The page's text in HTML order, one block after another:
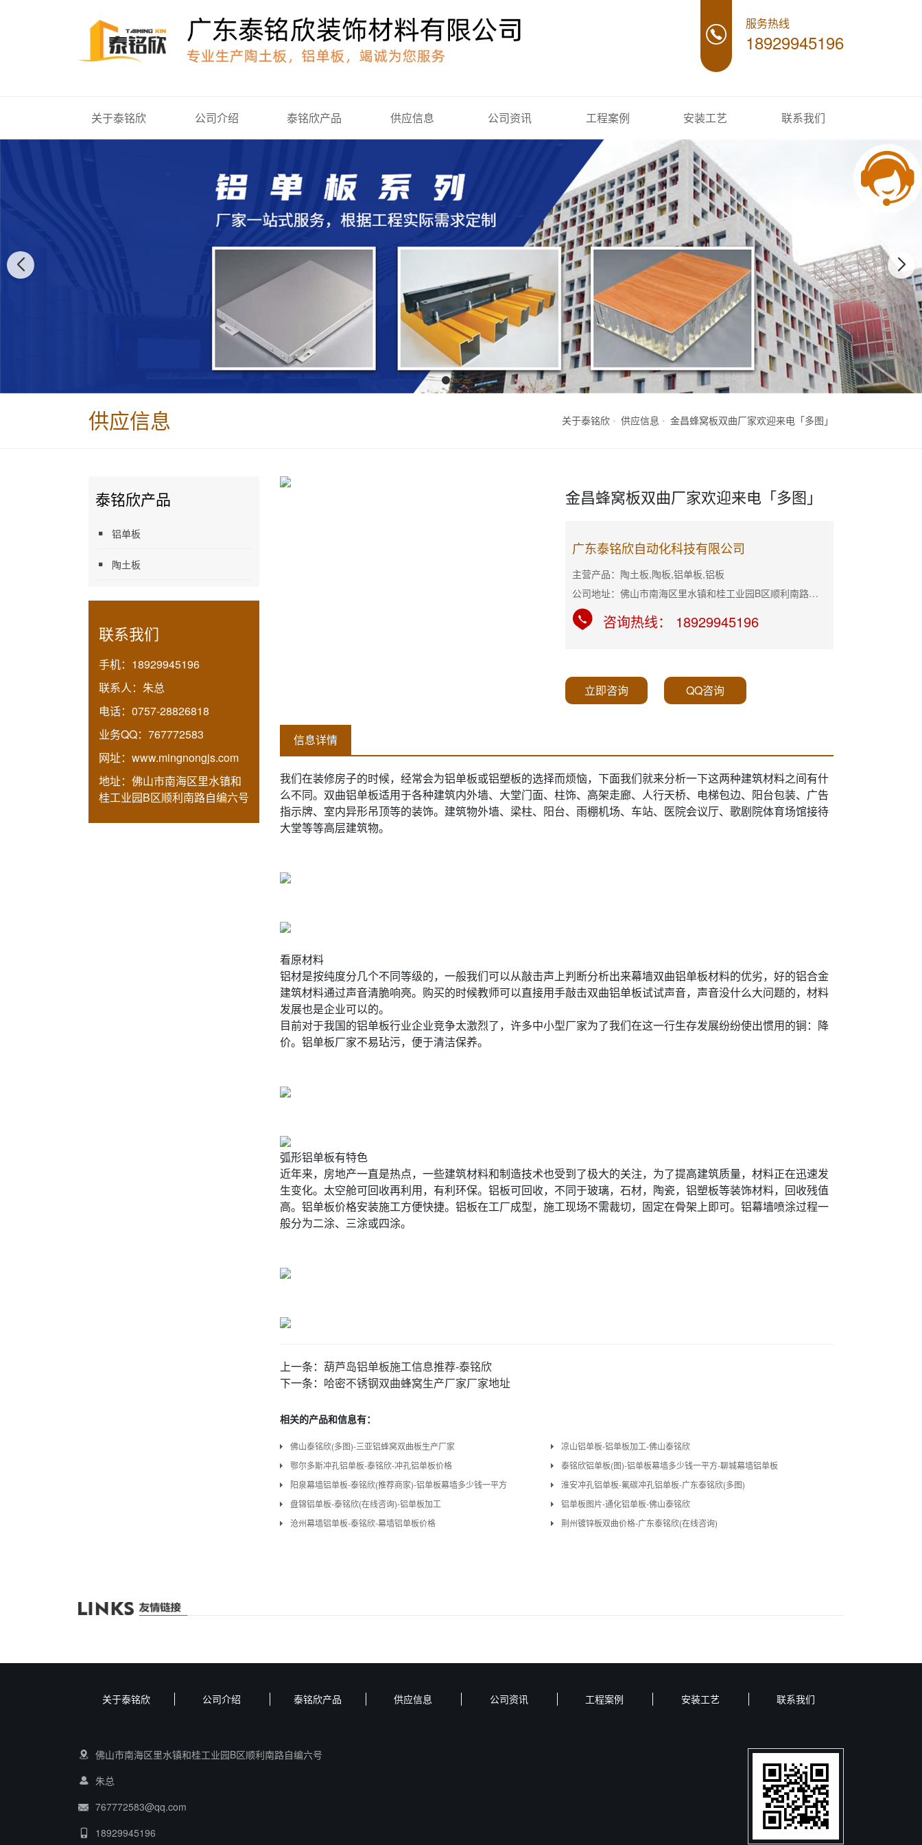
服务热线
18929945196
关于泰铭欣 公司介绍 泰铭欣产品 供应信息 公司资讯 工程案例 安装工艺 联系我们
供应信息 关于泰铭欣 供应信息 金昌蜂窝板双曲厂家欢迎来电「多图」
泰铭欣产品
铝单板
陶土板
联系我们
手机： 18929945196
联系人： 朱总
电话： 0757-28826818
业务QQ： 767772583
网址： www.mingnongjs.com
地址： 佛山市南海区里水镇和
桂工业园B区顺利南路自编六号
金昌蜂窝板双曲厂家欢迎来电「多图」
广东泰铭欣自动化科技有限公司
主营产品：陶土板,陶板,铝单板,铝板
公司地址：佛山市南海区里水镇和桂工业园B区顺利南路自编六号
咨询热线： 18929945196
立即咨询 QQ咨询
信息详情
我们在装修房子的时候，经常会为铝单板或铝塑板的选择而烦恼，下面我们就来分析一下这两种建筑材料之间有什
么不同。双曲铝单板适用于各种建筑内外墙、大堂门面、柱饰、高架走廊、人行天桥、电梯包边、阳台包装、广告
指示牌、室内异形吊顶等的装饰。建筑物外墙、梁柱、阳台、雨棚机场、车站、医院会议厅、歌剧院体育场馆接待
大堂等等高层建筑物。
看原材料
铝材是按纯度分几个不同等级的，一般我们可以从敲击声上判断分析出来幕墙双曲铝单板材料的优劣，好的铝合金
建筑材料通过声音清脆响亮。购买的时候教师可以直接用手敲击双曲铝单板试试声音，声音没什么大问题的，材料
发展也是企业可以的。
目前对于我国的铝单板行业企业竞争太激烈了，许多中小型厂家为了我们在这一行生存发展纷纷使出惯用的锏：降
价。铝单板厂家不易玷污，便于清洁保养。
弧形铝单板有特色
近年来，房地产一直是热点，一些建筑材料和制造技术也受到了极大的关注，为了提高建筑质量，材料正在迅速发
生变化。太空舱可回收再利用，有利环保。铝板可回收，不同于玻璃，石材，陶瓷，铝塑板等装饰材料，回收残值
高。铝单板价格安装施工方便快捷。铝板在工厂成型，施工现场不需裁切，固定在骨架上即可。铝幕墙喷涂过程一
般分为二涂、三涂或四涂。
上一条： 葫芦岛铝单板施工信息推荐-泰铭欣
下一条： 哈密不锈钢双曲蜂窝生产厂家厂家地址
相关的产品和信息有：
佛山泰铭欣(多图)-三亚铝蜂窝双曲板生产厂家
凉山铝单板-铝单板加工-佛山泰铭欣
鄂尔多斯冲孔铝单板-泰铭欣-冲孔铝单板价格
泰铭欣铝单板(图)-铝单板幕墙多少钱一平方-聊城幕墙铝单板
阳泉幕墙铝单板-泰铭欣(推荐商家)-铝单板幕墙多少钱一平方
淮安冲孔铝单板-氟碳冲孔铝单板-广东泰铭欣(多图)
盘锦铝单板-泰铭欣(在线咨询)-铝单板加工
铝单板图片-通化铝单板-佛山泰铭欣
沧州幕墙铝单板-泰铭欣-幕墙铝单板价格
荆州镀锌板双曲价格-广东泰铭欣(在线咨询)
关于泰铭欣 公司介绍 泰铭欣产品 供应信息 公司资讯 工程案例 安装工艺 联系我们
佛山市南海区里水镇和桂工业园B区顺利南路自编六号
朱总
767772583@qq.com
18929945196